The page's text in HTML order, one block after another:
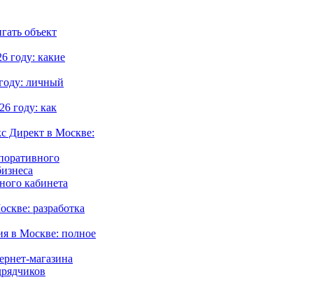
объект
году: какие
личный
году: как
Директ в Москве:
кабинета
разработка
в Москве: полное
магазина